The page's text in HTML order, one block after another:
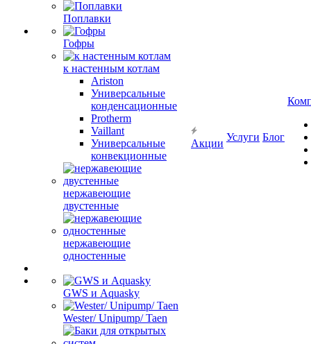
Поплавки
Гофры
к настенным котлам
Ariston
Универсальные
конденсационные
Protherm
Vaillant
Универсальные
конвекционные
нержавеющие
двустенные
нержавеющие
одностенные
GWS и Aquasky
Wester/ Unipump/ Taen
Акции
Услуги Блог